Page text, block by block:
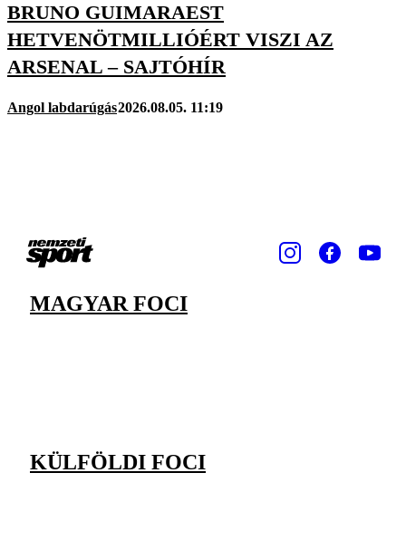
BRUNO GUIMARAEST
HETVENÖTMILLIÓÉRT VISZI AZ
ARSENAL – SAJTÓHÍR
Angol labdarúgás2026.08.05. 11:19
MAGYAR FOCI
KÜLFÖLDI FOCI